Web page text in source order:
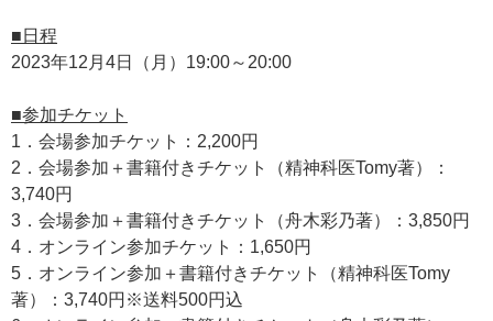
■日程
2023年12月4日（月）19:00～20:00
■参加チケット
1．会場参加チケット：2,200円
2．会場参加＋書籍付きチケット（精神科医Tomy著）：
3,740円
3．会場参加＋書籍付きチケット（舟木彩乃著）：3,850円
4．オンライン参加チケット：1,650円
5．オンライン参加＋書籍付きチケット（精神科医Tomy
著）：3,740円※送料500円込